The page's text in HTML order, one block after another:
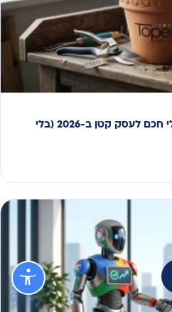
איך לבנות תקציב שיווק דיגיטלי חכם לעסק קטן ב-2026 (בלי